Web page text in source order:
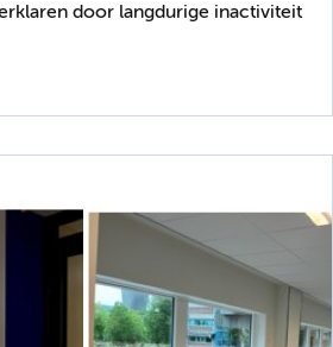
door langdurige inactiviteit